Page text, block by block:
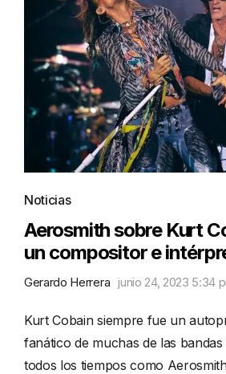
Noticias
Aerosmith sobre Kurt
un compositor e
Gerardo Herrera junio 24, 2023 5:34
Kurt Cobain siempre fue un
fanático de muchas de las
todos los tiempos como